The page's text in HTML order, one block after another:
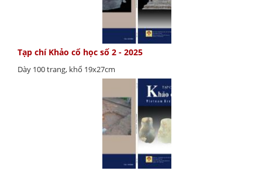
Tạp chí Khảo cổ học số 2 - 2025
Dày 100 trang, khổ 19x27cm